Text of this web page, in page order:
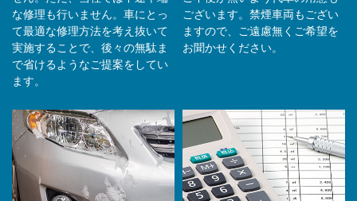
な修理も行いません。車にとっ
て最適な修理方法を考え抜いて
実施することで、後々の無駄ま
で省けるようなご提案をしてい
ます。
ございます。禁煙車両もござい
ますので、ご遠慮無くご希望を
お聞かせください。